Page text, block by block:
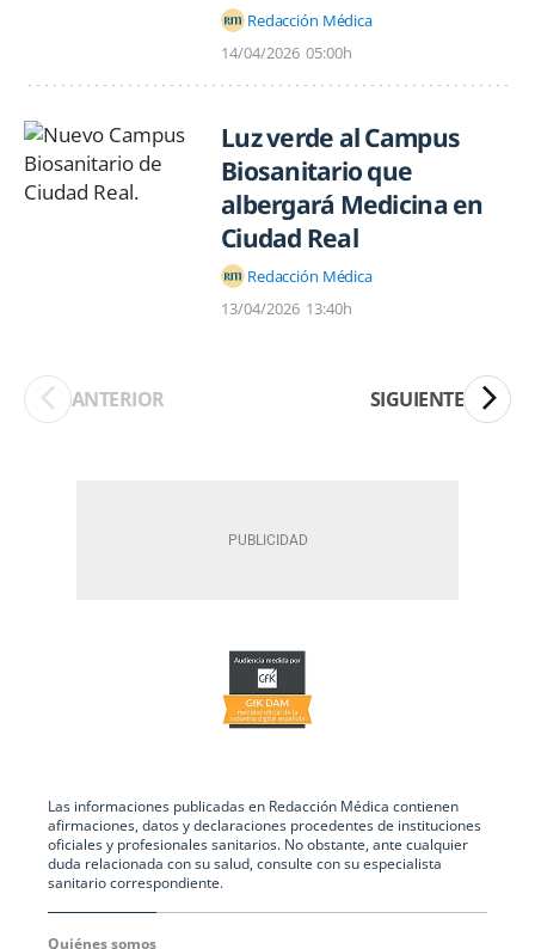
Redacción Médica
14/04/2026 05:00h
Luz verde al Campus
Biosanitario que
albergará Medicina en
Ciudad Real
Redacción Médica
13/04/2026 13:40h
ANTERIOR SIGUIENTE
Las informaciones publicadas en Redacción Médica contienen
afirmaciones, datos y declaraciones procedentes de instituciones
oficiales y profesionales sanitarios. No obstante, ante cualquier
duda relacionada con su salud, consulte con su especialista
sanitario correspondiente.
Quiénes somos